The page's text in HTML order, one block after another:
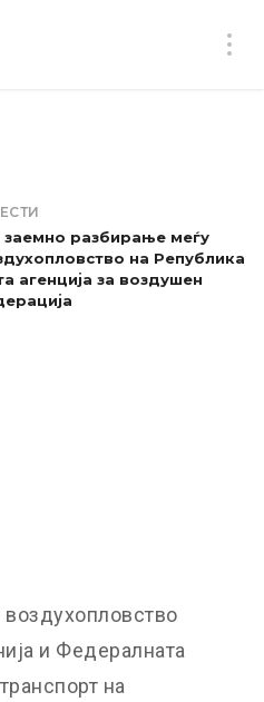
разбирање меѓу
на Република
агенција за воздушен
воздухопловство
и Федералната
на